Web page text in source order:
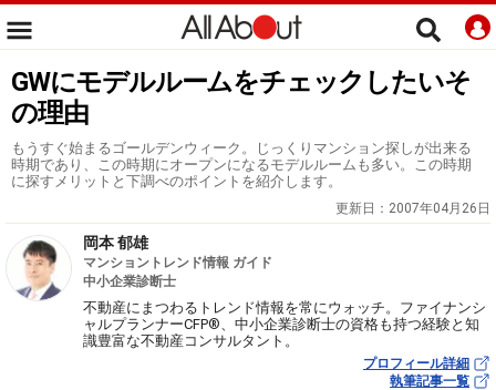
GWにモデルルームをチェックしたいそ
の理由
もうすぐ始まるゴールデンウィーク。じっくりマンション探しが出来る
時期であり、この時期にオープンになるモデルルームも多い。この時期
に探すメリットと下調べのポイントを紹介します。
更新日： 2007年04月26日
岡本 郁雄
マンショントレンド情報 ガイド
中小企業診断士
不動産にまつわるトレンド情報を常にウォッチ。ファイナンシ
ャルプランナーCFP®、中小企業診断士の資格も持つ経験と知
識豊富な不動産コンサルタント。
プロフィール詳細
執筆記事一覧